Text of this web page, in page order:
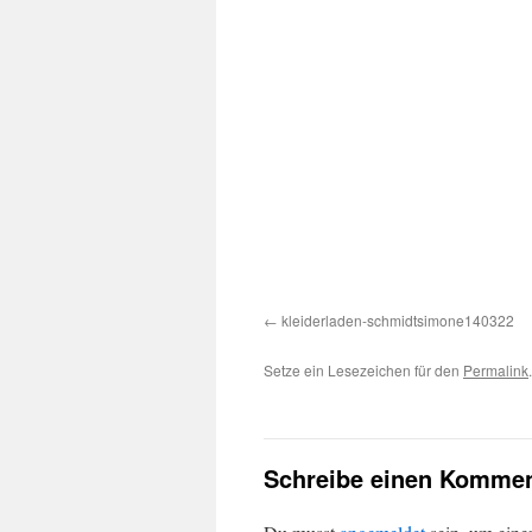
kleiderladen-schmidtsimone140322
Setze ein Lesezeichen für den Permalink.
Schreibe einen